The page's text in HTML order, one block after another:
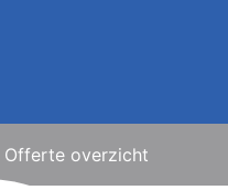
Offerte overzicht